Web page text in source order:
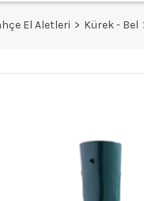
El Aletleri Kürek - Bel